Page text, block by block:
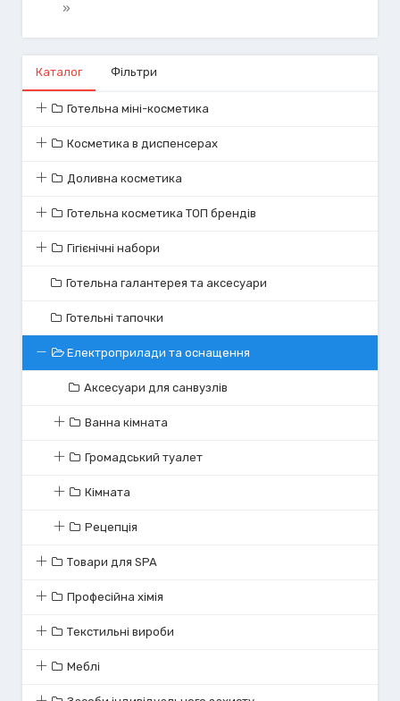
»
Каталог Фільтри
Готельна міні-косметика
Косметика в диспенсерах
Доливна косметика
Готельна косметика ТОП брендів
Гігієнічні набори
Готельна галантерея та аксесуари
Готельні тапочки
Електроприлади та оснащення
Аксесуари для санвузлів
Ванна кімната
Громадський туалет
Кімната
Рецепція
Товари для SPA
Професійна хімія
Текстильні вироби
Меблі